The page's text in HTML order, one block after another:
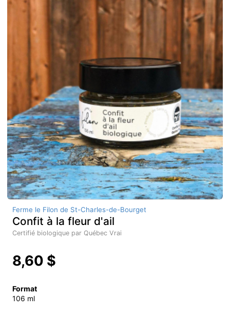
Ferme le Filon de St-Charles-de-Bourget
Confit à la fleur d'ail
Certifié biologique par Québec Vrai
8,60 $
Format
106 ml